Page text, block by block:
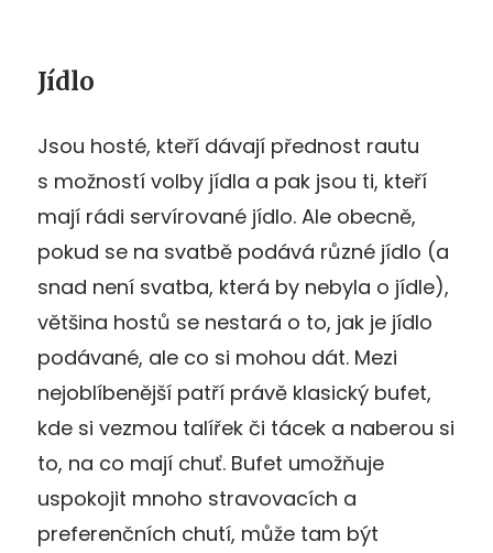
Jídlo
Jsou hosté, kteří dávají přednost rautu
s možností volby jídla a pak jsou ti, kteří
mají rádi servírované jídlo. Ale obecně,
pokud se na svatbě podává různé jídlo (a
snad není svatba, která by nebyla o jídle),
většina hostů se nestará o to, jak je jídlo
podávané, ale co si mohou dát. Mezi
nejoblíbenější patří právě klasický bufet,
kde si vezmou talířek či tácek a naberou si
to, na co mají chuť. Bufet umožňuje
uspokojit mnoho stravovacích a
preferenčních chutí, může tam být